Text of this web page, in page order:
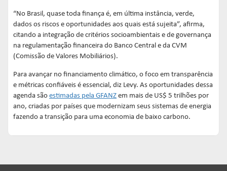
“No Brasil, quase toda finança é, em última instância, verde,
dados os riscos e oportunidades aos quais está sujeita”, afirma,
citando a integração de critérios socioambientais e de governança
na regulamentação financeira do Banco Central e da CVM
(Comissão de Valores Mobiliários).
Para avançar no financiamento climático, o foco em transparência
e métricas confiáveis é essencial, diz Levy. As oportunidades dessa
agenda são estimadas pela GFANZ em mais de US$ 5 trilhões por
ano, criadas por países que modernizam seus sistemas de energia
fazendo a transição para uma economia de baixo carbono.